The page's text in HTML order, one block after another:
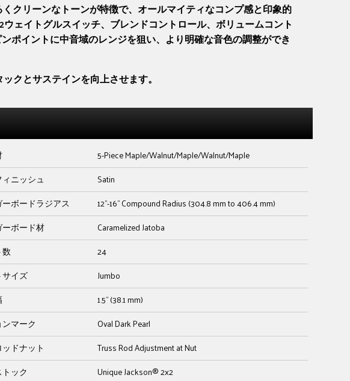
クリーンなトーンが特徴で、オールマイティなコンプ感と印象的
ェイトグルスイッチ、ブレンドコントロール、ボリュームコント
ポイントに中音域のレンジを狙い、より明確な音色の調整ができ
クとサステインを向上させます。
5-Piece Maple/Walnut/Maple/Walnut/Maple
ニッシュ
Satin
ボードラジアス
12"-16" Compound Radius (304.8 mm to 406.4 mm)
ボード材
Caramelized Jatoba
24
イズ
Jumbo
1.5" (38.1 mm)
マーク
Oval Dark Pearl
ッドナット
Truss Rod Adjustment at Nut
ック
Unique Jackson® 2x2